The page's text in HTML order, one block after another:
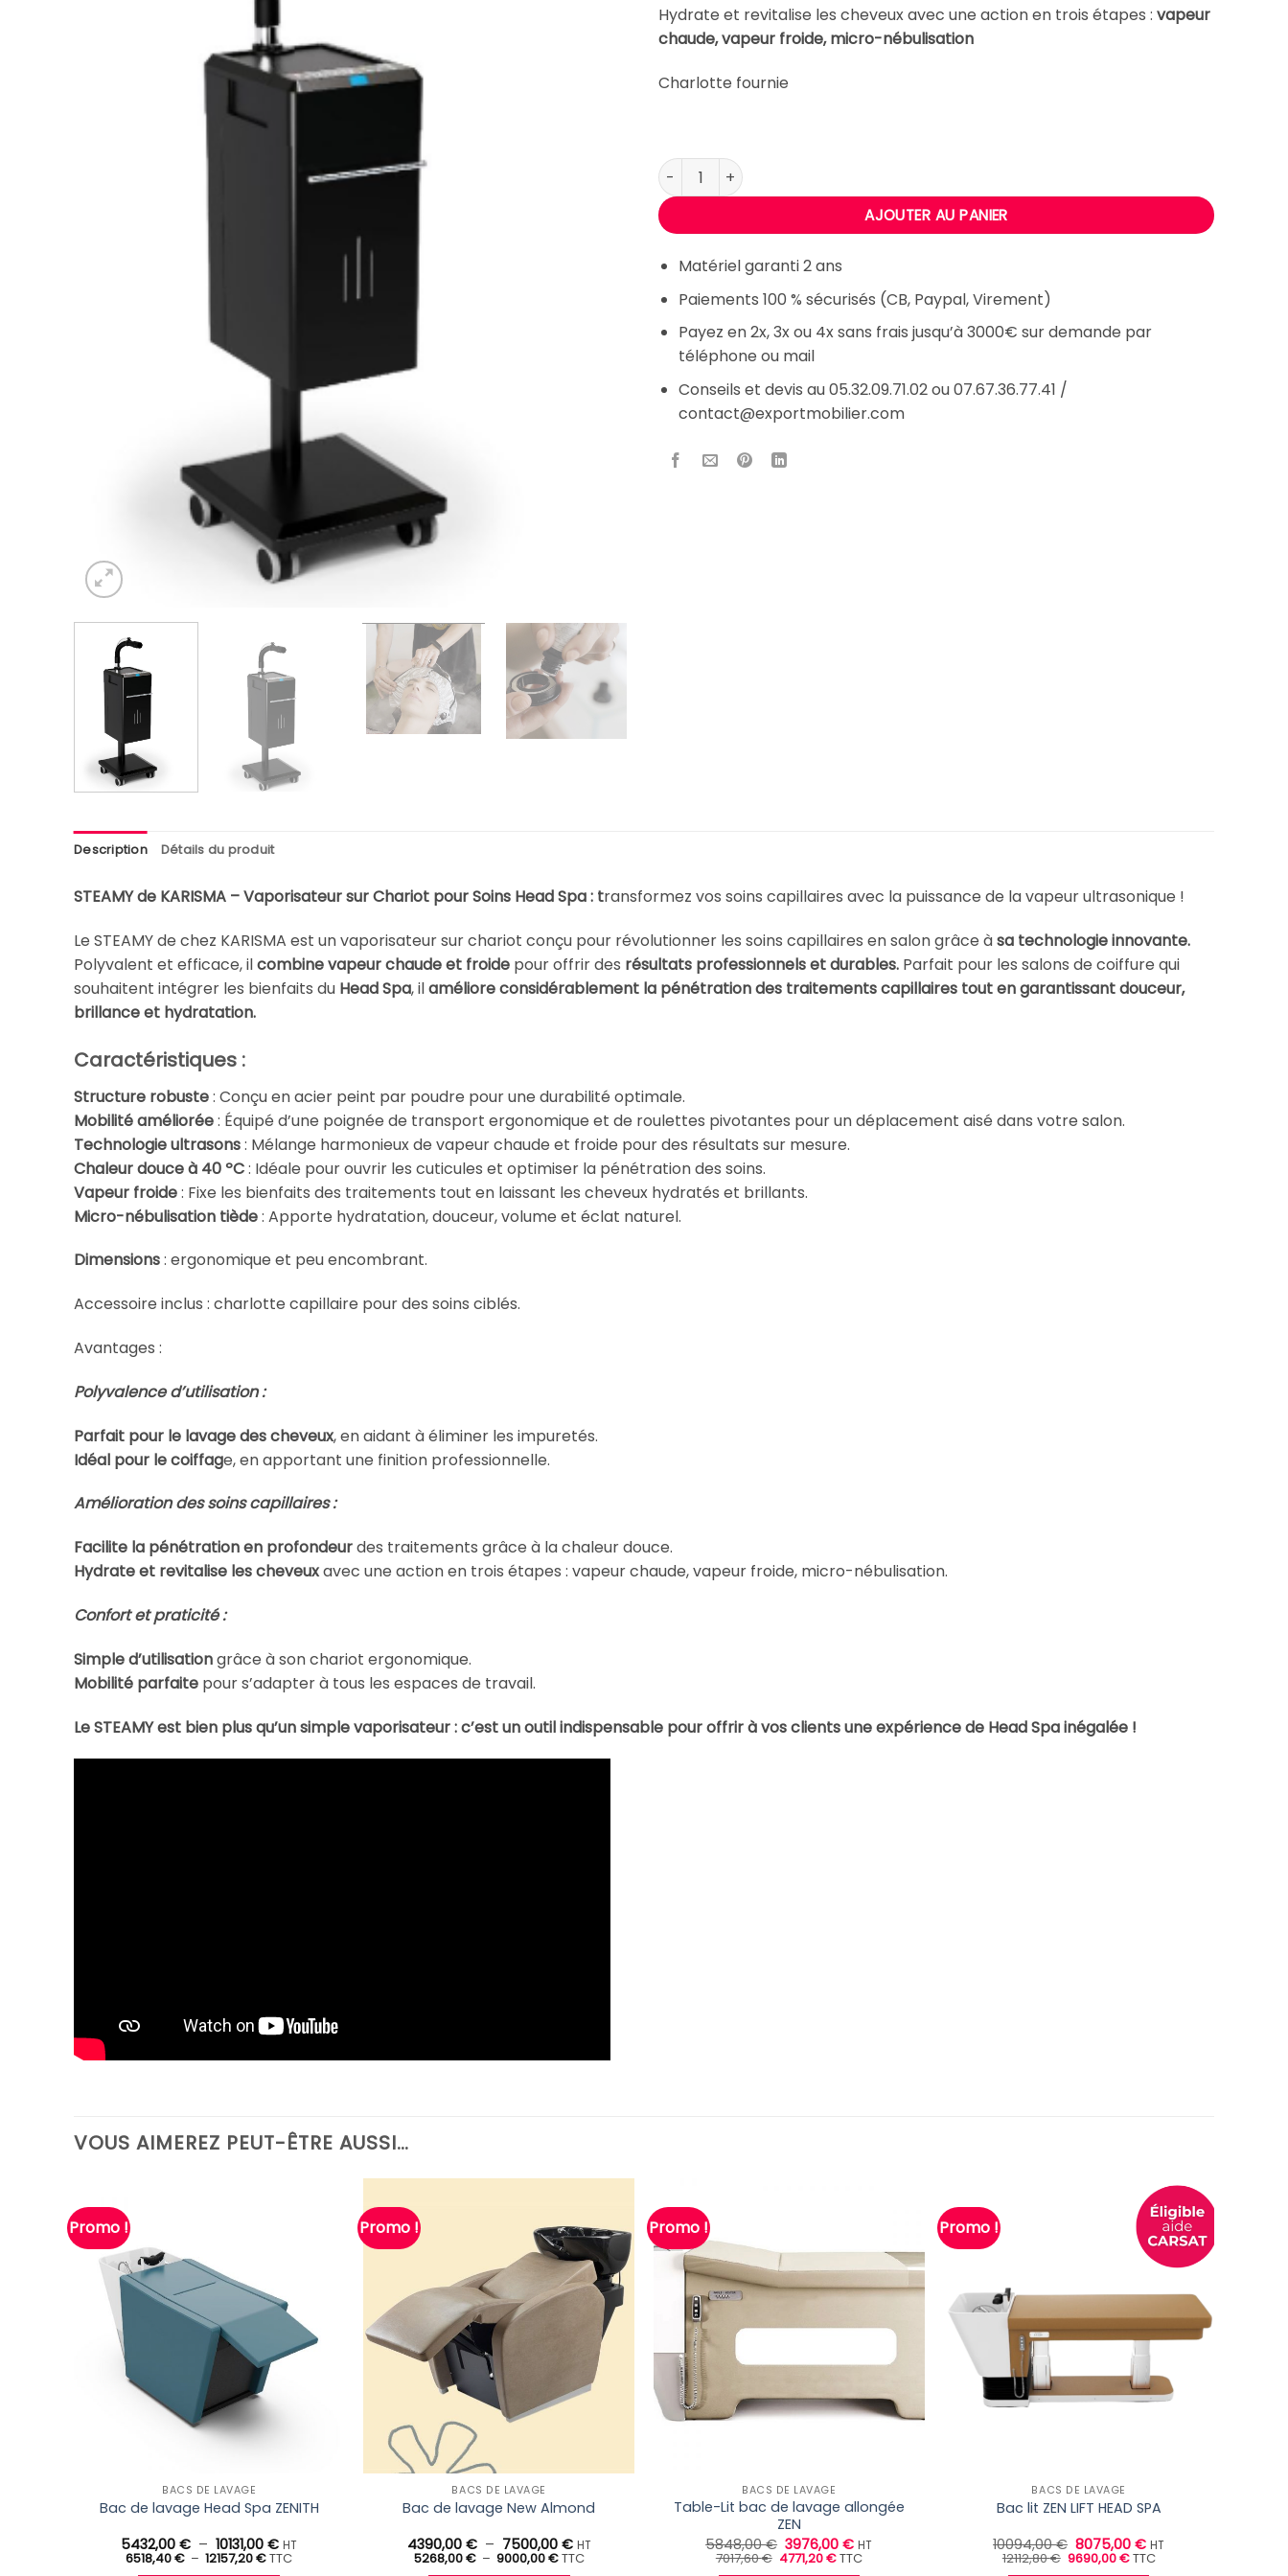
Hydrate et revitalise les cheveux avec une action en trois étapes : vapeur
chaude, vapeur froide, micro-nébulisation
Charlotte fournie
quantité de STEAMY Vaporisateur vapeur HEAD SPA
AJOUTER AU PANIER
Matériel garanti 2 ans
Paiements 100 % sécurisés (CB, Paypal, Virement)
Payez en 2x, 3x ou 4x sans frais jusqu’à 3000€ sur demande par
téléphone ou mail
Conseils et devis au 05.32.09.71.02 ou 07.67.36.77.41 /
contact@exportmobilier.com
Description Détails du produit
STEAMY de KARISMA – Vaporisateur sur Chariot pour Soins Head Spa : transformez vos soins capillaires avec la puissance de la vapeur ultrasonique !
Le STEAMY de chez KARISMA est un vaporisateur sur chariot conçu pour révolutionner les soins capillaires en salon grâce àsa technologie innovante.
Polyvalent et efficace, ilcombine vapeur chaude et froide pour offrir des résultats professionnels et durables. Parfait pour les salons de coiffure qui
souhaitent intégrer les bienfaits du Head Spa, ilaméliore considérablement la pénétration des traitements capillaires tout en garantissant douceur,
brillance et hydratation.
Caractéristiques :
Structure robuste: Conçu en acier peint par poudre pour une durabilité optimale.
Mobilité améliorée: Équipé d’une poignée de transport ergonomique et de roulettes pivotantes pour un déplacement aisé dans votre salon.
Technologie ultrasons: Mélange harmonieux de vapeur chaude et froide pour des résultats sur mesure.
Chaleur douce à 40 ºC: Idéale pour ouvrir les cuticules et optimiser la pénétration des soins.
Vapeur froide: Fixe les bienfaits des traitements tout en laissant les cheveux hydratés et brillants.
Micro-nébulisation tiède: Apporte hydratation, douceur, volume et éclat naturel.
Dimensions: ergonomique et peu encombrant.
Accessoire inclus : charlotte capillaire pour des soins ciblés.
Avantages :
Polyvalence d’utilisation :
Parfait pour le lavage des cheveux, en aidant à éliminer les impuretés.
Idéal pour le coiffage, en apportant une finition professionnelle.
Amélioration des soins capillaires :
Facilite la pénétration en profondeurdes traitements grâce à la chaleur douce.
Hydrate et revitalise les cheveuxavec une action en trois étapes : vapeur chaude, vapeur froide, micro-nébulisation.
Confort et praticité :
Simple d’utilisationgrâce à son chariot ergonomique.
Mobilité parfaite pour s’adapter à tous les espaces de travail.
Le STEAMY est bien plus qu’un simple vaporisateur : c’est un outil indispensable pour offrir à vos clients une expérience de Head Spa inégalée !
VOUS AIMEREZ PEUT-ÊTRE AUSSI…
Promo !
BACS DE LAVAGE
Bac de lavage Head Spa ZENITH
5432,00€ – 10131,00€Plage
de
HT
6518,40€ – 12157,20€Plage
de
TTC
Promo !
BACS DE LAVAGE
Bac de lavage New Almond
4390,00 € – 7500,00 €Plage
de
HT
5268,00€ – 9000,00€Plage
de
TTC
Promo !
BACS DE LAVAGE
Table-Lit bac de lavage allongée
ZEN
5848,00€ Le
prix
initial
3976,00€Le
prix
HT
7017,60€ Le
prix
4771,20€Le
prix
TTC
Promo !
BACS DE LAVAGE
Bac lit ZEN LIFT HEAD SPA
10094,00€ Le
prix
initial
8075,00€Le
prix
HT
12112,80€ Le
prix
9690,00€Le
prix
TTC